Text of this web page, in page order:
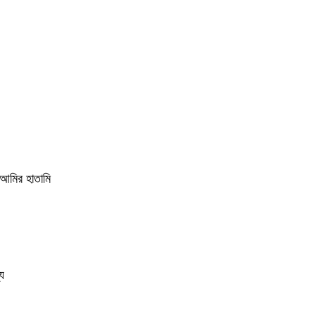
হাতামি